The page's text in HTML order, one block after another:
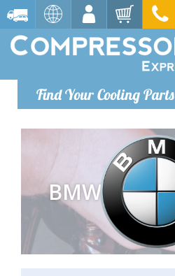
Find Your Cooling Parts
BMW